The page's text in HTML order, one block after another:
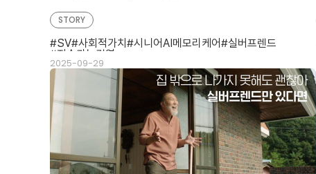
2025-09-29
STORY
SV 사회적가치 시니어AI메모리케어
실버프렌드
지속가능경영